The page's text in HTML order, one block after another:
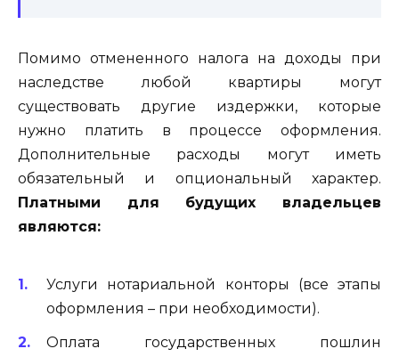
Помимо отмененного налога на доходы при
наследстве любой квартиры могут
существовать другие издержки, которые
нужно платить в процессе оформления.
Дополнительные расходы могут иметь
обязательный и опциональный характер.
Платными для будущих владельцев
являются:
Услуги нотариальной конторы (все этапы
оформления – при необходимости).
Оплата государственных пошлин